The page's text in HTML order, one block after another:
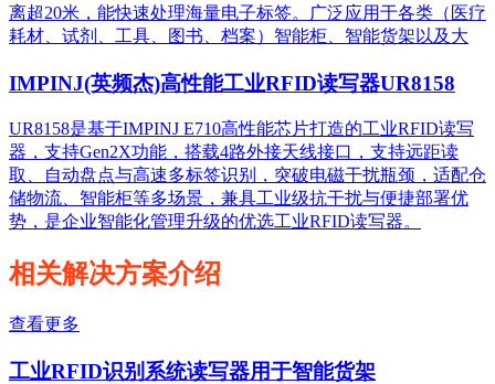
离超20米，能快速处理海量电子标签。广泛应用于各类（医疗
耗材、试剂、工具、图书、档案）智能柜、智能货架以及大
IMPINJ(英频杰)高性能工业RFID读写器UR8158
UR8158是基于IMPINJ E710高性能芯片打造的工业RFID读写
器，支持Gen2X功能，搭载4路外接天线接口，支持远距读
取、自动盘点与高速多标签识别，突破电磁干扰瓶颈，适配仓
储物流、智能柜等多场景，兼具工业级抗干扰与便捷部署优
势，是企业智能化管理升级的优选工业RFID读写器。
相关解决方案介绍
查看更多
工业RFID识别系统读写器用于智能货架